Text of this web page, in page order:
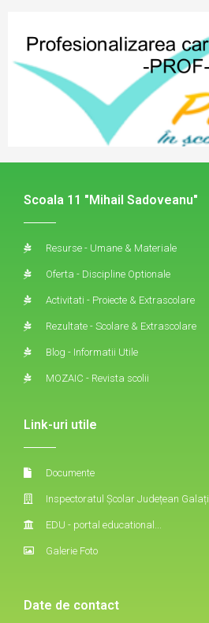
Scoala 11 "Mihail Sadoveanu"
Resurse - Umane & Materiale
Oferta - Discipline Optionale
Activitati - Proiecte & Extrascolare
Rezultate - Scolare & Extrascolare
Blog - Informatii Utile
MOZAIC - Revista scolii
Link-uri utile
Documente
Inspectoratul Școlar Județean Galați
EDU - portal educational...
Galerie Foto
Date de contact